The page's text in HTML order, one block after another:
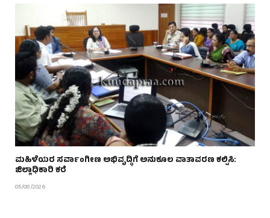
ಮಹಿಳೆಯರ ಸರ್ವಾಂಗೀಣ ಅಭಿವೃದ್ಧಿಗೆ ಅನುಕೂಲ ವಾತಾವರಣ ಕಲ್ಪಿಸಿ:
ಜಿಲ್ಲಾಧಿಕಾರಿ ಕರೆ
05/08/2026